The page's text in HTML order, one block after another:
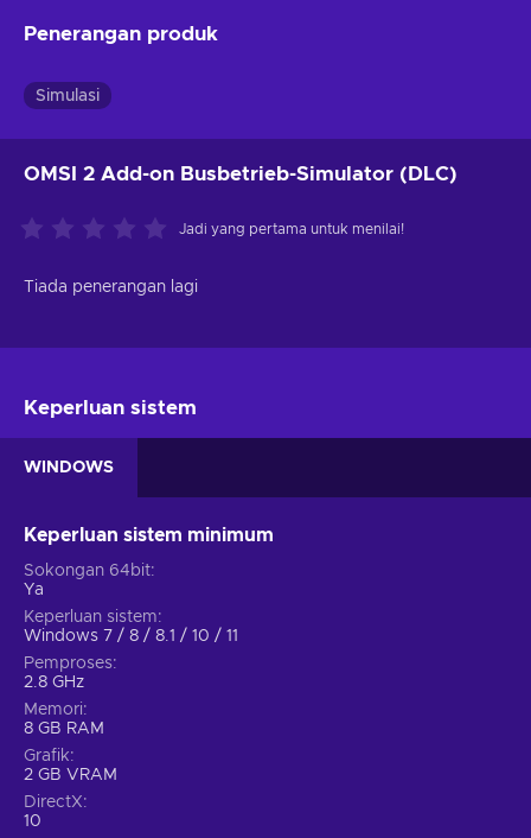
Penerangan produk
Simulasi
OMSI 2 Add-on Busbetrieb-Simulator (DLC)
Jadi yang pertama untuk menilai!
Tiada penerangan lagi
Keperluan sistem
WINDOWS
Keperluan sistem minimum
Sokongan 64bit
Ya
Keperluan sistem
Windows 7 / 8 / 8.1 / 10 / 11
Pemproses
2.8 GHz
Memori
8 GB RAM
Grafik
2 GB VRAM
DirectX
10